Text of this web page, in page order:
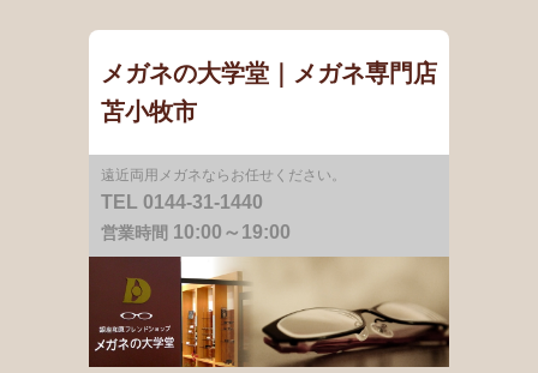
メガネの大学堂｜メガネ専門店
苫小牧市
遠近両用メガネならお任せください。
TEL 0144-31-1440
営業時間 10:00～19:00